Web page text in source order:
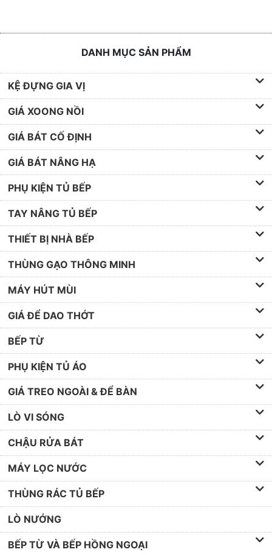
DANH MỤC SẢN PHẨM
KỆ ĐỰNG GIA VỊ
GIÁ XOONG NỒI
GIÁ BÁT CỐ ĐỊNH
GIÁ BÁT NÂNG HẠ
PHỤ KIỆN TỦ BẾP
TAY NÂNG TỦ BẾP
THIẾT BỊ NHÀ BẾP
THÙNG GẠO THÔNG MINH
MÁY HÚT MÙI
GIÁ ĐỂ DAO THỚT
BẾP TỪ
PHỤ KIỆN TỦ ÁO
GIÁ TREO NGOÀI & ĐỂ BÀN
LÒ VI SÓNG
CHẬU RỬA BÁT
MÁY LỌC NƯỚC
THÙNG RÁC TỦ BẾP
LÒ NƯỚNG
BẾP TỪ VÀ BẾP HỒNG NGOẠI